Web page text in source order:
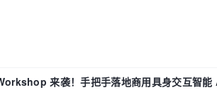
来袭！手把手落地商用具身交互智